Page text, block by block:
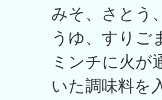
みそ、さとう
うゆ、すりご
ミンチに火が
いた調味料を